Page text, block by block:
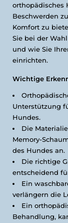
orthopädisches
Beschwerden
Komfort zu
Sie bei der
und wie Sie
einrichten.
Wichtige
Unterstützung
Hundes.
Die
Memory-
des Hundes an.
Die richtige
entscheidend
Ein
verlängern die
Ein
Behandlung,